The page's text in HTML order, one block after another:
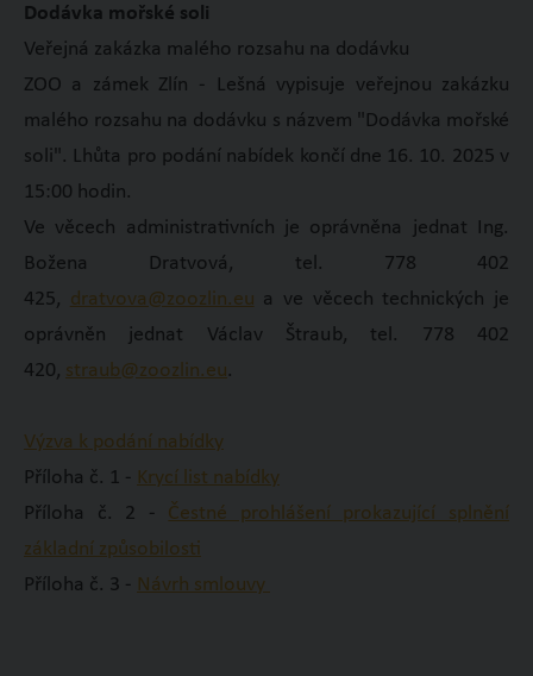
Dodávka mořské soli
Veřejná zakázka malého rozsahu na dodávku
ZOO a zámek Zlín - Lešná vypisuje veřejnou zakázku
malého rozsahu na dodávku s názvem "Dodávka mořské
soli". Lhůta pro podání nabídek končí dne 16. 10. 2025 v
15:00 hodin.
Ve věcech administrativních je oprávněna jednat Ing.
Božena Dratvová, tel. 778 402
425, dratvova@zoozlin.eu a ve věcech technických je
oprávněn jednat Václav Štraub, tel. 778 402
420, straub@zoozlin.eu.
Výzva k podání nabídky
Příloha č. 1 - Krycí list nabídky
Příloha č. 2 - Čestné prohlášení prokazující splnění
základní způsobilosti
Příloha č. 3 - Návrh smlouvy